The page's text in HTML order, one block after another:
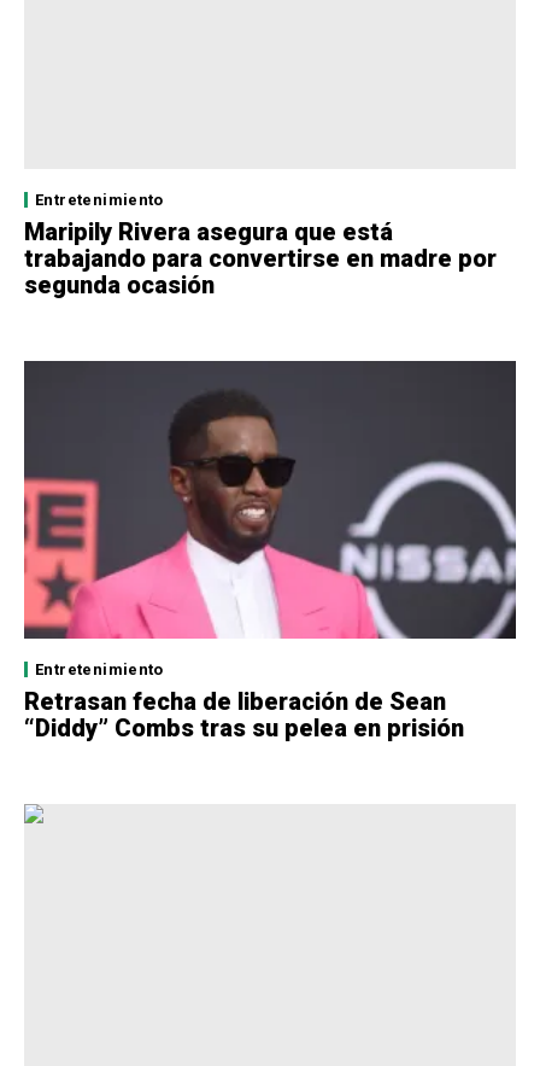
Entretenimiento
Maripily Rivera asegura que está
trabajando para convertirse en madre por
segunda ocasión
Entretenimiento
Retrasan fecha de liberación de Sean
“Diddy” Combs tras su pelea en prisión